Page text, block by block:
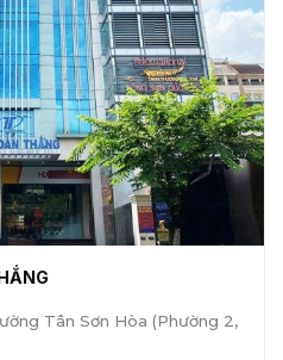
Tân Sơn Hòa (Phường 2,